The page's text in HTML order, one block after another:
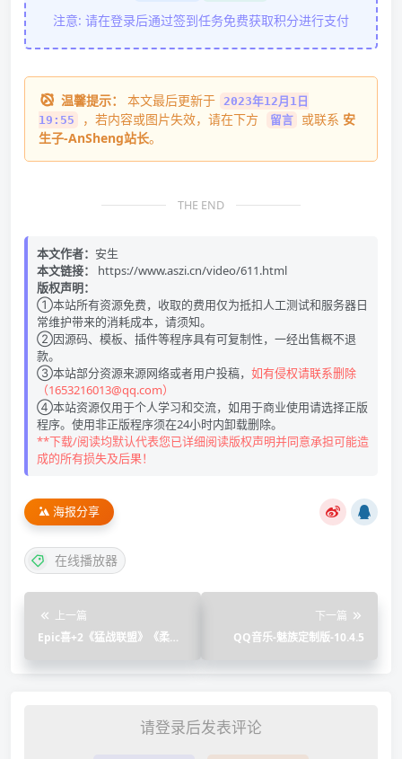
注意: 请在登录后通过签到任务免费获取积分进行支付
温馨提示： 本文最后更新于
2023年12月1日
19:55
，若内容或图片失效，请在下方 留言 或联系 安
生子-AnSheng站长。
THE END
本文作者： 安生
本文链接：
https://www.aszi.cn/video/611.html
版权声明：
①本站所有资源免费，收取的费用仅为抵扣人工测试和服务器日
常维护带来的消耗成本，请须知。
②因源码、模板、插件等程序具有可复制性，一经出售概不退
款。
③本站部分资源来源网络或者用户投稿， 如有侵权请联系删除
（1653216013@qq.com）
④本站资源仅用于个人学习和交流，如用于商业使用请选择正版
程序。使用非正版程序须在24小时内卸载删除。
**下载/阅读均默认代表您已详细阅读版权声明并同意承担可能造
成的所有损失及后果！
海报分享
在线播放器
上一篇
Epic喜+2《猛战联盟》《柔术
下一篇
QQ音乐-魅族定制版-10.4.5
请登录后发表评论